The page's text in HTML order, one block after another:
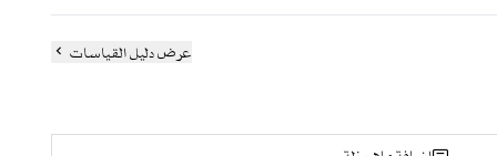
للارتداء لساعات طويلة
معاصراً
عرض دليل القياسات